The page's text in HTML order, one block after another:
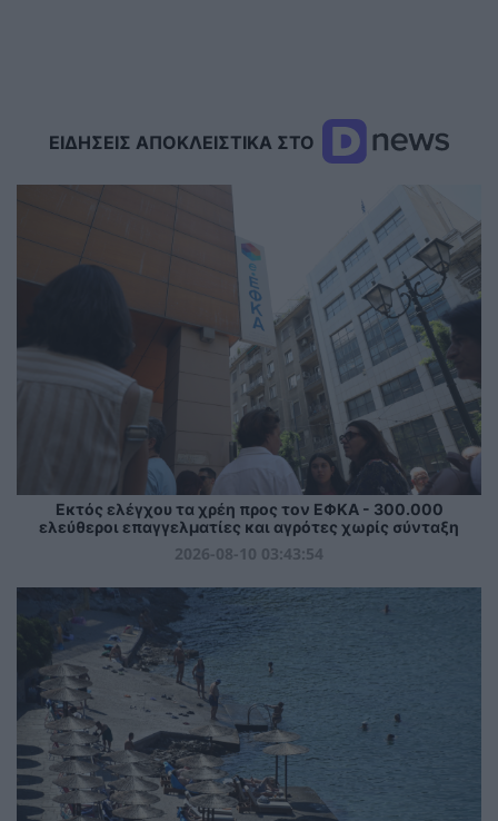
ΕΙΔΗΣΕΙΣ ΑΠΟΚΛΕΙΣΤΙΚΑ ΣΤΟ
Εκτός ελέγχου τα χρέη προς τον ΕΦΚΑ - 300.000
ελεύθεροι επαγγελματίες και αγρότες χωρίς σύνταξη
2026-08-10 03:43:54